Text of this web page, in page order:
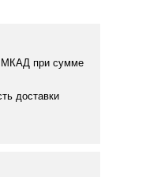
МКАД при сумме
доставки